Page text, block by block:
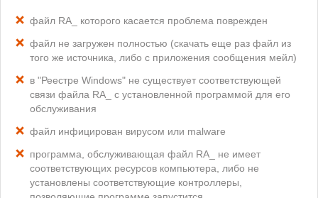
файл RA_ которого касается проблема поврежден
файл не загружен полностью (скачать еще раз файл из
того же источника, либо с приложения сообщения мейл)
в "Реестре Windows" не существует соответствующей
связи файла RA_ с установленной программой для его
обслуживания
файл инфицирован вирусом или malware
программа, обслуживающая файл RA_ не имеет
соответствующих ресурсов компьютера, либо не
установлены соответствующие контроллеры,